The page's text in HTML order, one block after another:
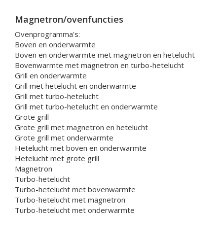
Magnetron/ovenfuncties
Ovenprogramma's:
Boven en onderwarmte
Boven en onderwarmte met magnetron en hetelucht
Bovenwarmte met magnetron en turbo-hetelucht
Grill en onderwarmte
Grill met hetelucht en onderwarmte
Grill met turbo-hetelucht
Grill met turbo-hetelucht en onderwarmte
Grote grill
Grote grill met magnetron en hetelucht
Grote grill met onderwarmte
Hetelucht met boven en onderwarmte
Hetelucht met grote grill
Magnetron
Turbo-hetelucht
Turbo-hetelucht met bovenwarmte
Turbo-hetelucht met magnetron
Turbo-hetelucht met onderwarmte